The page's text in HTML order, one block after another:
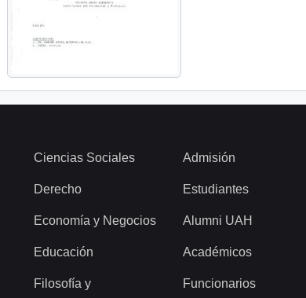
Ciencias Sociales
Derecho
Economía y Negocios
Educación
Filosofía y
Admisión
Estudiantes
Alumni UAH
Académicos
Funcionarios